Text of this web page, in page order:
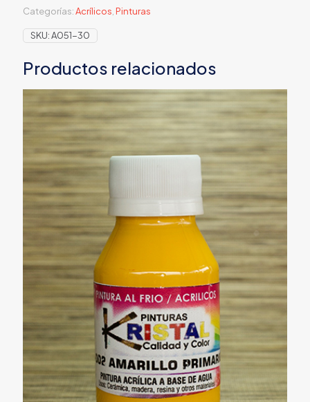
Categorías:Acrílicos Pinturas
SKU:A051-30
Productos relacionados